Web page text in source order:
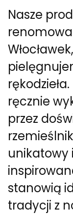
Nasze
ręcznie
przez
unikatowy
stanowią
tradycji z